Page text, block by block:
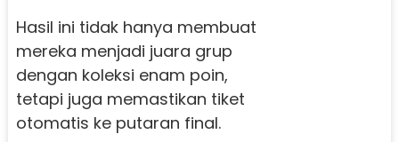
Hasil ini tidak hanya membuat
mereka menjadi juara grup
dengan koleksi enam poin,
tetapi juga memastikan tiket
otomatis ke putaran final.